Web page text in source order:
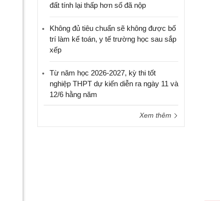
đất tính lại thấp hơn số đã nộp
Không đủ tiêu chuẩn sẽ không được bố
trí làm kế toán, y tế trường học sau sắp
xếp
Từ năm học 2026-2027, kỳ thi tốt
nghiệp THPT dự kiến diễn ra ngày 11 và
12/6 hằng năm
Xem thêm